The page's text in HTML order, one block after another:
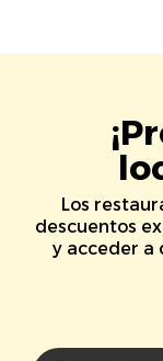
Los
descuentos
y acceder a